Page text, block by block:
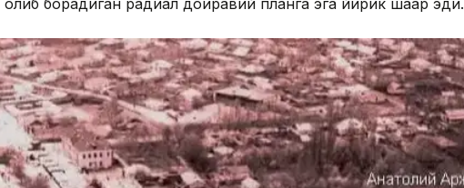
борадиган радиал доиравий планга эга йирик шаҳар эди.